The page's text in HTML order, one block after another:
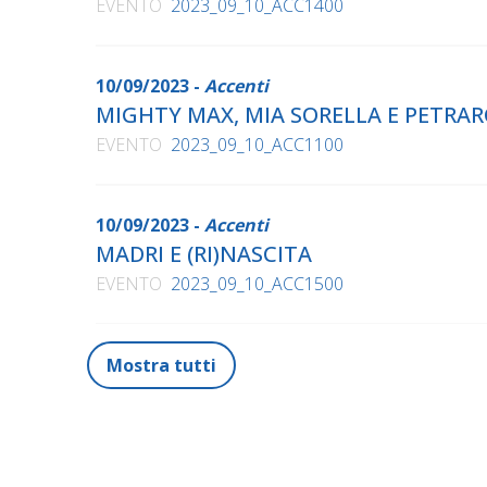
EVENTO 2023_09_10_ACC1400
10/09/2023 - Accenti
MIGHTY MAX, MIA SORELLA E
EVENTO 2023_09_10_ACC1100
10/09/2023 - Accenti
MADRI E (RI)NASCITA
EVENTO 2023_09_10_ACC1500
Mostra tutti